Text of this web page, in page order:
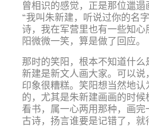
曾相识的感觉，正是那位邋遢
“我叫朱新建，听说过你的名
诗，我在军营里也有一些知心
阳微微一笑，算是做了回应。
那时的笑阳，根本不知道什
新建是新文人画大家。可以
印象很糟糕。笑阳想当然地
的，尤其是朱新建画画的时
看书，属一心两用那种，画
古诗，扬言谁要是记错了，就